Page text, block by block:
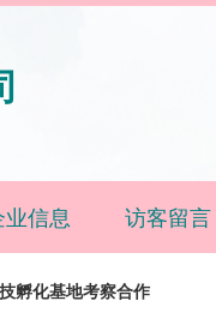
业信息 访客留言
孵化基地考察合作